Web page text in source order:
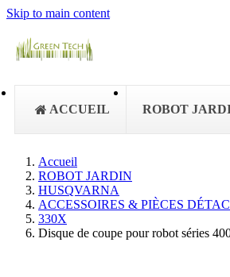
Skip to main content
ACCUEIL ROBOT
Accueil
ROBOT JARDIN
HUSQVARNA
ACCESSOIRES & PIÈCES
330X
Disque de coupe pour robot séries